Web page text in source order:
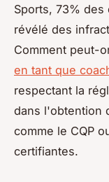
Sports, 73%
révélé des
Comment peut-
en tant que
respectant la
dans l'obtention
comme le CQP
certifiantes.